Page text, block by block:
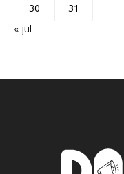
30
31
« jul